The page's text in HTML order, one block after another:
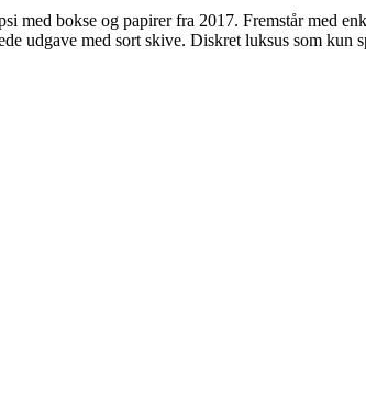
med bokse og papirer fra 2017. Fremstår med
udgave med sort skive. Diskret luksus som kun